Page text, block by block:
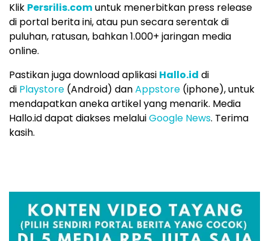
Klik Persrilis.comuntuk menerbitkan press release
di portal berita ini, atau pun secara serentak di
puluhan, ratusan, bahkan 1.000+ jaringan media
online.
Pastikan juga download aplikasi Hallo.id di
di Playstore (Android) danAppstore (iphone), untuk
mendapatkan aneka artikel yang menarik. Media
Hallo.id dapat diakses melaluiGoogle News. Terima
kasih.